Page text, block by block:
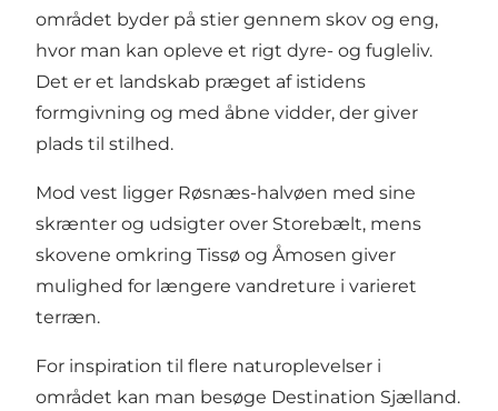
området byder på stier gennem skov og eng,
hvor man kan opleve et rigt dyre- og fugleliv.
Det er et landskab præget af istidens
formgivning og med åbne vidder, der giver
plads til stilhed.
Mod vest ligger Røsnæs-halvøen med sine
skrænter og udsigter over Storebælt, mens
skovene omkring Tissø og Åmosen giver
mulighed for længere vandreture i varieret
terræn.
For inspiration til flere naturoplevelser i
området kan man besøge Destination Sjælland.